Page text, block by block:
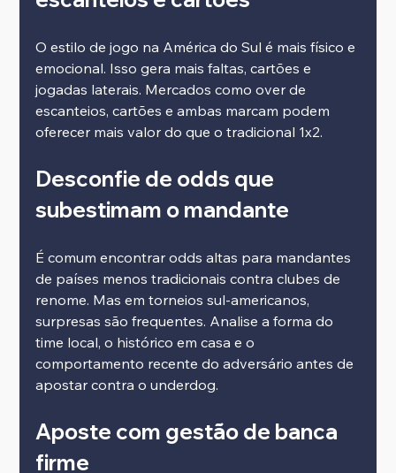
O estilo de jogo na América do Sul é mais físico e
emocional. Isso gera mais faltas, cartões e
jogadas laterais. Mercados como over de
escanteios, cartões e ambas marcam podem
oferecer mais valor do que o tradicional 1x2.
Desconfie de odds que
subestimam o mandante
É comum encontrar odds altas para mandantes
de países menos tradicionais contra clubes de
renome. Mas em torneios sul-americanos,
surpresas são frequentes. Analise a forma do
time local, o histórico em casa e o
comportamento recente do adversário antes de
apostar contra o underdog.
Aposte com gestão de banca
firme